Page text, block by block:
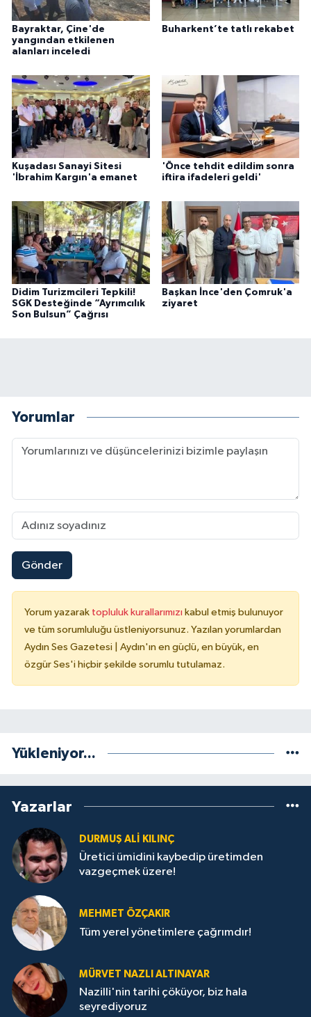
Bayraktar, Çine'de
yangından etkilenen
alanları inceledi
Buharkent’te tatlı rekabet
Kuşadası Sanayi Sitesi
'İbrahim Kargın'a emanet
'Önce tehdit edildim sonra
iftira ifadeleri geldi'
Didim Turizmcileri Tepkili!
SGK Desteğinde “Ayrımcılık
Son Bulsun” Çağrısı
Başkan İnce'den Çomruk'a
ziyaret
Yorumlar
Gönder
Yorum yazarak topluluk kurallarımızı kabul etmiş bulunuyor
ve tüm sorumluluğu üstleniyorsunuz. Yazılan yorumlardan
Aydın Ses Gazetesi | Aydın'ın en güçlü, en büyük, en
özgür Ses'i hiçbir şekilde sorumlu tutulamaz.
Yükleniyor...
Yazarlar
DURMUŞ ALI KILINÇ
Üretici ümidini kaybedip üretimden
vazgeçmek üzere!
MEHMET ÖZÇAKIR
Tüm yerel yönetimlere çağrımdır!
MÜRVET NAZLI ALTINAYAR
Nazilli'nin tarihi çöküyor, biz hala
seyrediyoruz